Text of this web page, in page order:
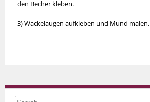
den Becher kleben.
3) Wackelaugen aufkleben und Mund malen.